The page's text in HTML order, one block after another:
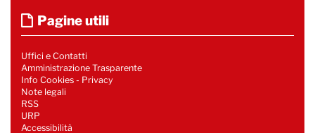
Pagine utili
Uffici e Contatti
Amministrazione Trasparente
Info Cookies - Privacy
Note legali
RSS
URP
Accessibilità